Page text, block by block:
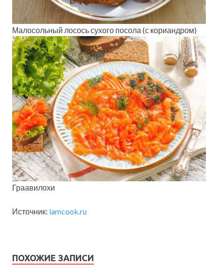
Малосольный лосось сухого посола (с кориандром)
Граавилохи
Источник: iamcook.ru
ПОХОЖИЕ ЗАПИСИ